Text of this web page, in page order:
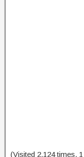
(Visited 2.124 times,